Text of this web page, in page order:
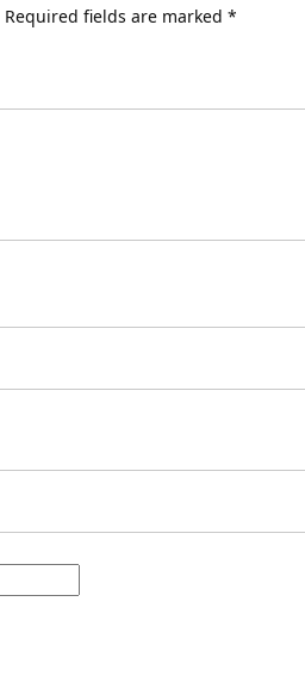
Required fields are marked *